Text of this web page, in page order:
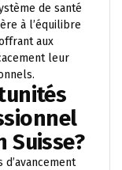
de santé
à l’équilibre
aux
leur
Suisse?